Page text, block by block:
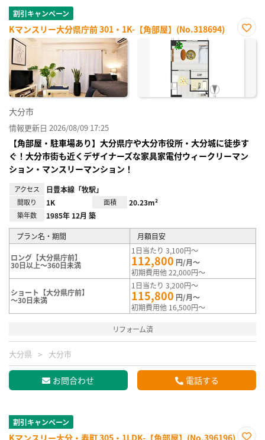
割引キャンペーン
Kマンスリー大分県庁前 301・1K-【角部屋】(No.318694)
お気
大分市
情報更新日 2026/08/09 17:25
【角部屋・駐車場あり】大分県庁や大分市役所・大分城に徒歩す
ぐ！大分市街も近くデザイナーズな家具家電付ウィークリーマン
ション・マンスリーマンション！
アクセス 日豊本線「牧駅」
間取り 1K 面積 20.23m²
築年数 1985年 12月 築
プラン名・期間 月額目安
ロング【大分県庁前】
30日以上～360日未満
1日当たり 3,100円～
112,800 円/月～
初期費用他 22,000円～
ショート【大分県庁前】
～30日未満
1日当たり 3,200円～
115,800 円/月～
初期費用他 16,500円～
リフォーム済
大分県 大分市
お問合わせ 電話する
割引キャンペーン